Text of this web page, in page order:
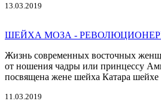
13.03.2019
ШЕЙХА МОЗА -
Жизнь современных восточных
от ношения чадры или принцессу
посвящена жене шейха Катара шейхе
11.03.2019